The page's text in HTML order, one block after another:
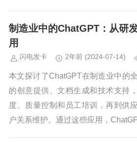
制造业中的ChatGPT：从研
用
闪电发卡 2年前 (2024-07-14)
本文探讨了ChatGPT在制造业中的
的创意提供、文档生成和技术支持
度、质量控制和员工培训，再到供
户关系维护。通过这些应用，